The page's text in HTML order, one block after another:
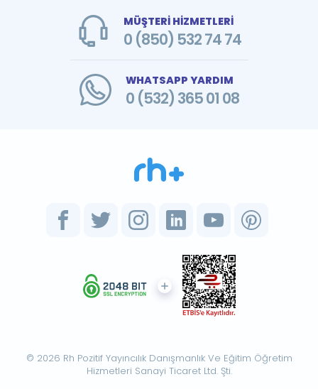
MÜŞTERİ HİZMETLERİ
0 (850) 532 74 74
WHATSAPP YARDIM
0 (532) 365 01 08
© 2026 Rh Pozitif Yayıncılık Danışmanlık Ve Eğitim Öğretim
Hizmetleri Sanayi Ticaret Ltd. Şti.